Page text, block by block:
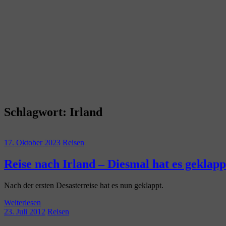
Schlagwort: Irland
17. Oktober 2023 Reisen
Reise nach Irland – Diesmal hat es
Nach der ersten Desasterreise hat es nun geklappt.
Weiterlesen
23. Juli 2012 Reisen